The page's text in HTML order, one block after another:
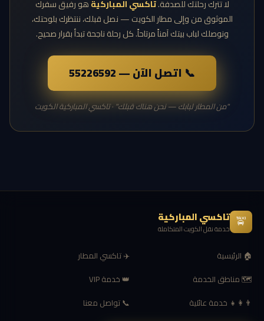
لا تترك رحلتك للصدفة.تاكسي المباركيةهو رفيق سفرك
الموثوق من وإلى مطار الكويت — نصل قبلك، ننتظرك بلوحتك،
ونوصلك لباب بيتك آمناً مرتاحاً. كل رحلة ناجحة تبدأ بقرار صحيح.
📞 اتصل الآن — 55226592
"من المطار لبابك — نحن هناك قبلك" · تاكسي المباركية الكويت
🚖 تاكسي المباركية
خدمة نقل الكويت المتكاملة
🏠 الرئيسية
✈️ تاكسي المطار
🗺 مناطق الخدمة
👑 خدمة VIP
👨‍👩‍👧 خدمة عائلية
📞 تواصل معنا